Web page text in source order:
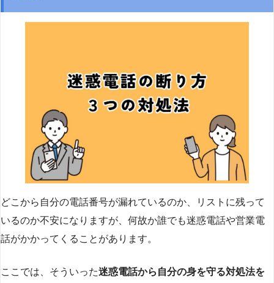
どこから自分の電話番号が漏れているのか、リストに残って
いるのか不安になりますが、何故か誰でも迷惑電話や営業電
話がかかってくることがあります。
ここでは、そういった迷惑電話から自分の身を守る対処法を